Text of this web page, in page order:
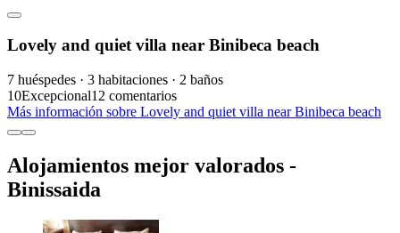
Lovely and quiet villa near Binibeca beach
7 huéspedes · 3 habitaciones · 2 baños
10Excepcional12 comentarios
Más información sobre Lovely and quiet villa near Binibeca beach
Alojamientos mejor valorados -
Binissaida